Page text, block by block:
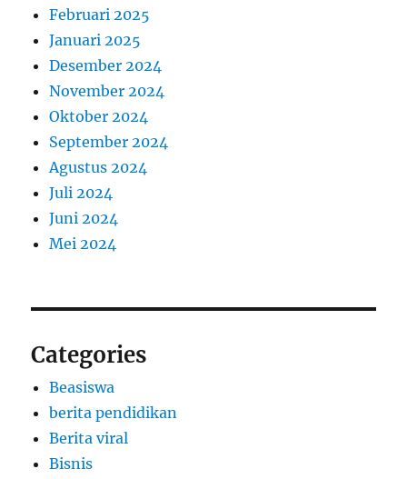
Februari 2025
Januari 2025
Desember 2024
November 2024
Oktober 2024
September 2024
Agustus 2024
Juli 2024
Juni 2024
Mei 2024
Categories
Beasiswa
berita pendidikan
Berita viral
Bisnis